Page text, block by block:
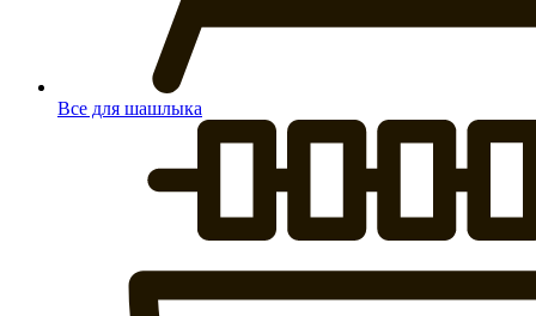
Все для шашлыка